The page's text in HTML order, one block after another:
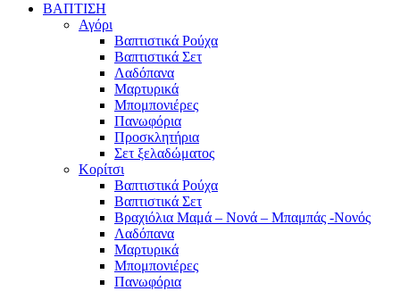
ΒΑΠΤΙΣΗ
Αγόρι
Βαπτιστικά Ρούχα
Βαπτιστικά Σετ
Λαδόπανα
Μαρτυρικά
Μπομπονιέρες
Πανωφόρια
Προσκλητήρια
Σετ ξελαδώματος
Κορίτσι
Βαπτιστικά Ρούχα
Βαπτιστικά Σετ
Βραχιόλια Μαμά – Νονά – Μπαμπάς -Νονός
Λαδόπανα
Μαρτυρικά
Μπομπονιέρες
Πανωφόρια